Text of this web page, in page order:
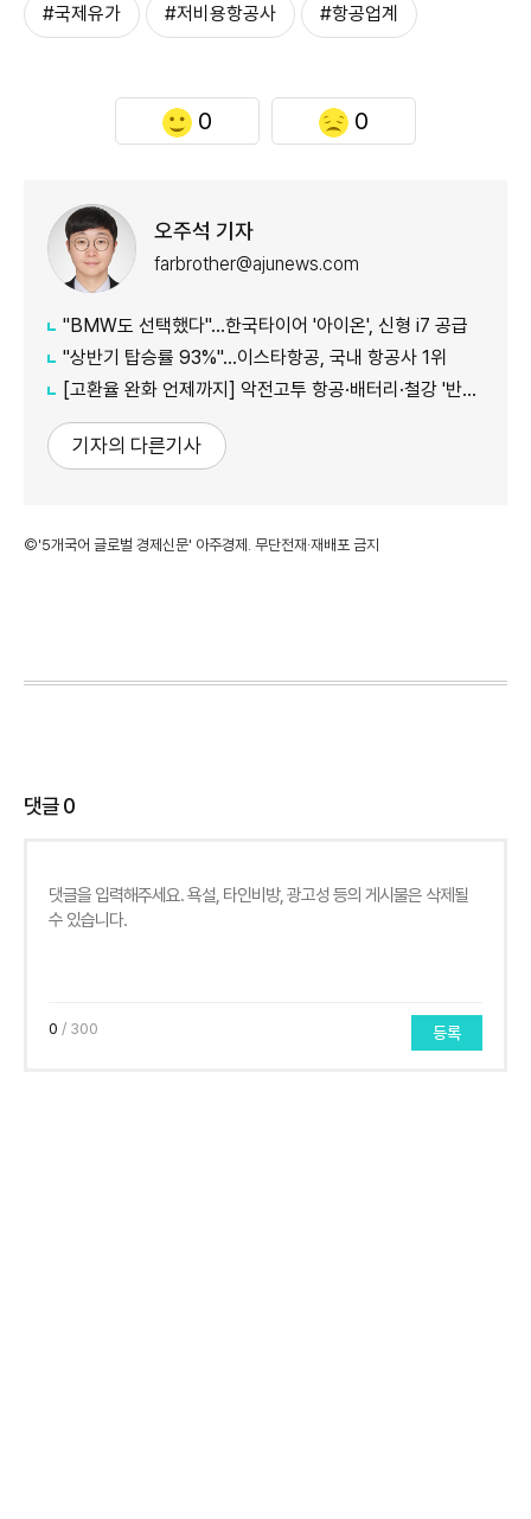
#국제유가 #저비용항공사 #항공업계
0 0
오주석 기자
farbrother@ajunews.com
"BMW도 선택했다"…한국타이어 '아이온', 신형 i7 공급
"상반기 탑승률 93%"…이스타항공, 국내 항공사 1위
[고환율 완화 언제까지] 악전고투 항공·배터리·철강 '반색'...車업계 수익성 악화
기자의 다른기사
©'5개국어 글로벌 경제신문' 아주경제. 무단전재·재배포 금지
댓글0
0 / 300 등록